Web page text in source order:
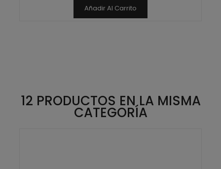
Añadir Al Carrito
12 PRODUCTOS EN LA MISMA
CATEGORÍA